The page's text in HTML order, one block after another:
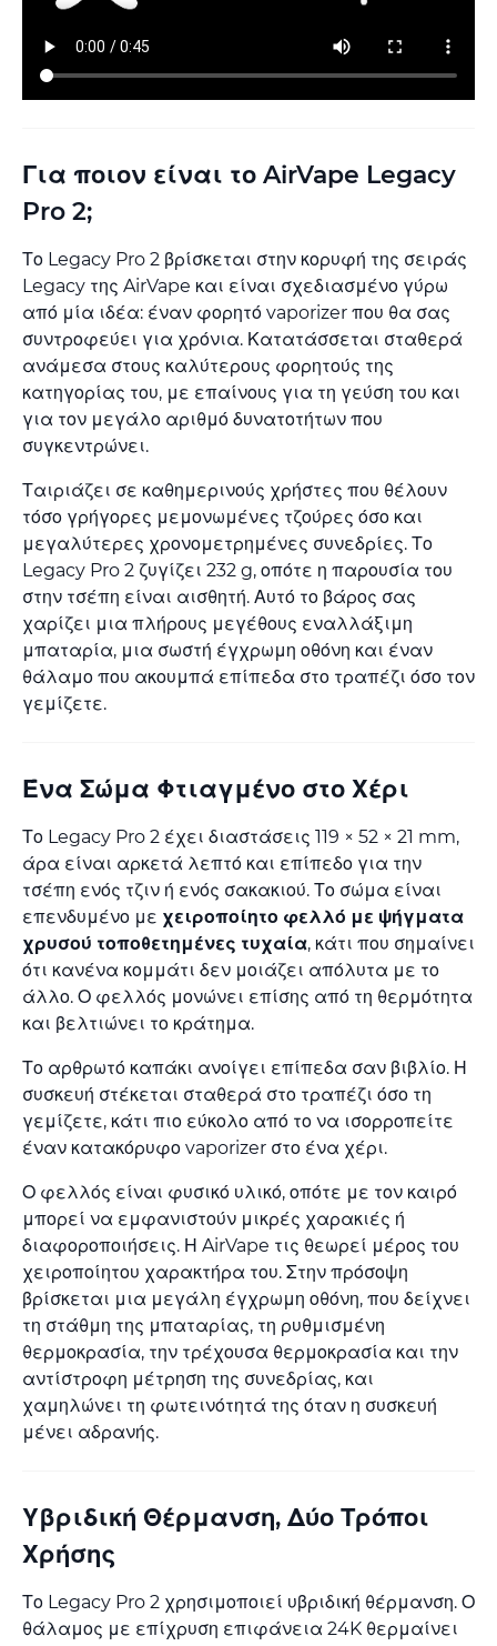
Για ποιον είναι το AirVape Legacy
Pro 2;
Το Legacy Pro 2 βρίσκεται στην κορυφή της σειράς
Legacy της AirVape και είναι σχεδιασμένο γύρω
από μία ιδέα: έναν φορητό vaporizer που θα σας
συντροφεύει για χρόνια. Κατατάσσεται σταθερά
ανάμεσα στους καλύτερους φορητούς της
κατηγορίας του, με επαίνους για τη γεύση του και
για τον μεγάλο αριθμό δυνατοτήτων που
συγκεντρώνει.
Ταιριάζει σε καθημερινούς χρήστες που θέλουν
τόσο γρήγορες μεμονωμένες τζούρες όσο και
μεγαλύτερες χρονομετρημένες συνεδρίες. Το
Legacy Pro 2 ζυγίζει 232 g, οπότε η παρουσία του
στην τσέπη είναι αισθητή. Αυτό το βάρος σας
χαρίζει μια πλήρους μεγέθους εναλλάξιμη
μπαταρία, μια σωστή έγχρωμη οθόνη και έναν
θάλαμο που ακουμπά επίπεδα στο τραπέζι όσο τον
γεμίζετε.
Ένα Σώμα Φτιαγμένο στο Χέρι
Το Legacy Pro 2 έχει διαστάσεις 119 × 52 × 21 mm,
άρα είναι αρκετά λεπτό και επίπεδο για την
τσέπη ενός τζιν ή ενός σακακιού. Το σώμα είναι
επενδυμένο με χειροποίητο φελλό με ψήγματα
χρυσού τοποθετημένες τυχαία, κάτι που σημαίνει
ότι κανένα κομμάτι δεν μοιάζει απόλυτα με το
άλλο. Ο φελλός μονώνει επίσης από τη θερμότητα
και βελτιώνει το κράτημα.
Το αρθρωτό καπάκι ανοίγει επίπεδα σαν βιβλίο. Η
συσκευή στέκεται σταθερά στο τραπέζι όσο τη
γεμίζετε, κάτι πιο εύκολο από το να ισορροπείτε
έναν κατακόρυφο vaporizer στο ένα χέρι.
Ο φελλός είναι φυσικό υλικό, οπότε με τον καιρό
μπορεί να εμφανιστούν μικρές χαρακιές ή
διαφοροποιήσεις. Η AirVape τις θεωρεί μέρος του
χειροποίητου χαρακτήρα του. Στην πρόσοψη
βρίσκεται μια μεγάλη έγχρωμη οθόνη, που δείχνει
τη στάθμη της μπαταρίας, τη ρυθμισμένη
θερμοκρασία, την τρέχουσα θερμοκρασία και την
αντίστροφη μέτρηση της συνεδρίας, και
χαμηλώνει τη φωτεινότητά της όταν η συσκευή
μένει αδρανής.
Υβριδική Θέρμανση, Δύο Τρόποι
Χρήσης
Το Legacy Pro 2 χρησιμοποιεί υβριδική θέρμανση. Ο
θάλαμος με επίχρυση επιφάνεια 24K θερμαίνει